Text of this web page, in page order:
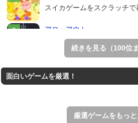
スイカゲームをスクラッチで
アローアウト
すべての矢印を画面外へ導く
ホールを巨大に育成する落と
王国を構築していく放置系
続きを見る（100位ま
面白いゲームを厳選！
厳選ゲームをもっ